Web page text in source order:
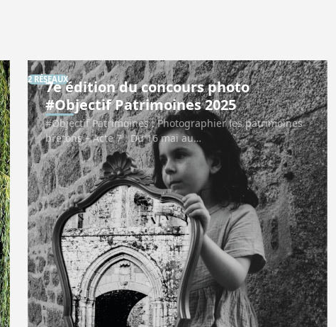
2 RÉSEAUX
7e édition du concours photo
#Objectif Patrimoines 2025
#Objectif Patrimoines : Photographier les patrimoines
bretons – Acte 7 ! Du 16 mai au…